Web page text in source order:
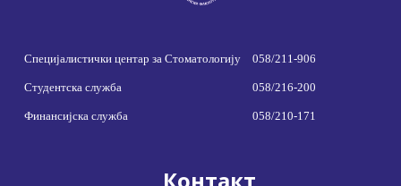
Специјалистички центар за Стоматологију 058/211-906
Студентска служба 058/216-200
Финансијска служба 058/210-171